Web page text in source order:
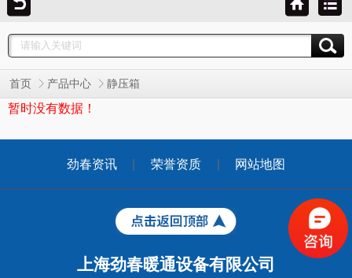
首页 产品中心 静压箱
暂时没有数据！
劲春资讯 荣誉资质 网站地图
上海劲春暖通设备有限公司